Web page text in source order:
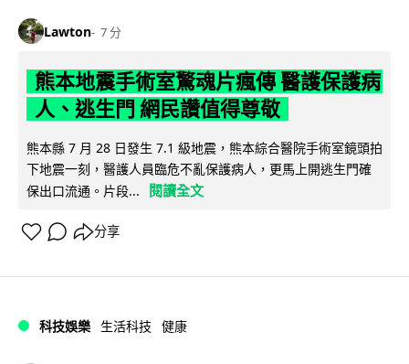
Lawton 7 分
熊本地震手術室驚魂片瘋傳 醫護保護病
人、逃生門 網民讚值得尊敬
熊本縣 7 月 28 日發生 7.1 級地震，熊本綜合醫院手術室鏡頭拍
下地震一刻，醫護人員臨危不亂保護病人，更馬上開逃生門確
保出口流通。片段...
閱讀全文
分享
科技娛樂 生活科技 健康